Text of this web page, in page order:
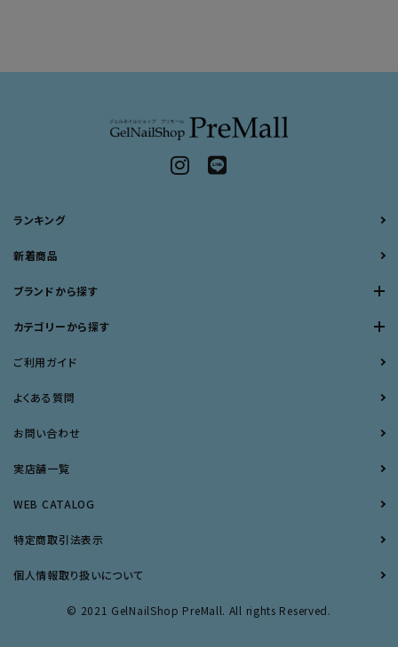
ランキング
新着商品
ブランドから探す
カテゴリーから探す
ご利用ガイド
よくある質問
お問い合わせ
実店舗一覧
WEB CATALOG
特定商取引法表示
個人情報取り扱いについて
© 2021 GelNailShop PreMall. All rights Reserved.